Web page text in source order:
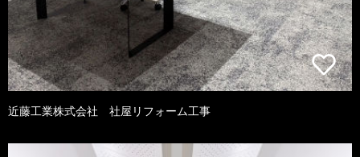
近藤工業株式会社 社屋リフォーム工事